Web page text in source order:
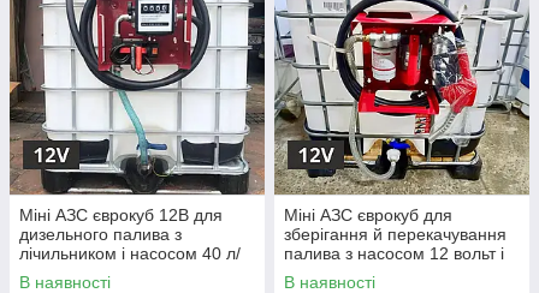
Міні АЗС єврокуб 12В для
дизельного палива з
лічильником і насосом 40 л/
хв
В наявності
Міні АЗС єврокуб для
зберігання й перекачування
палива з насосом 12 вольт і
комплектом шлангів
В наявності